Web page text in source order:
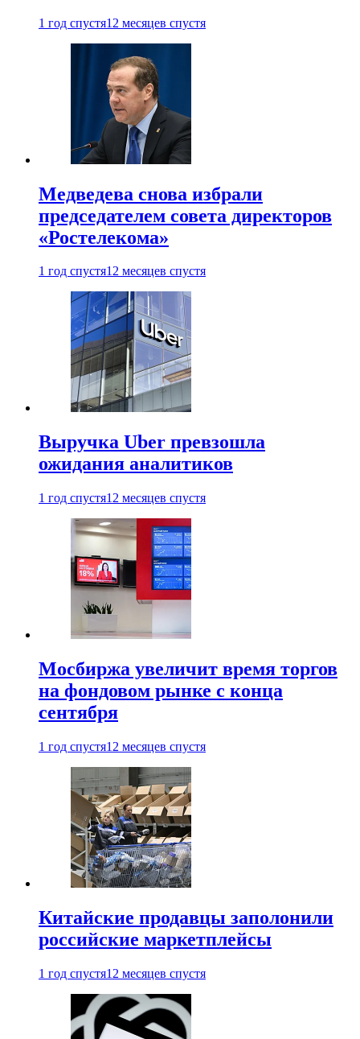
1 год спустя12 месяцев спустя
Медведева снова избрали
председателем совета директоров
«Ростелекома»
1 год спустя12 месяцев спустя
Выручка Uber превзошла
ожидания аналитиков
1 год спустя12 месяцев спустя
Мосбиржа увеличит время торгов
на фондовом рынке с конца
сентября
1 год спустя12 месяцев спустя
Китайские продавцы заполонили
российские маркетплейсы
1 год спустя12 месяцев спустя